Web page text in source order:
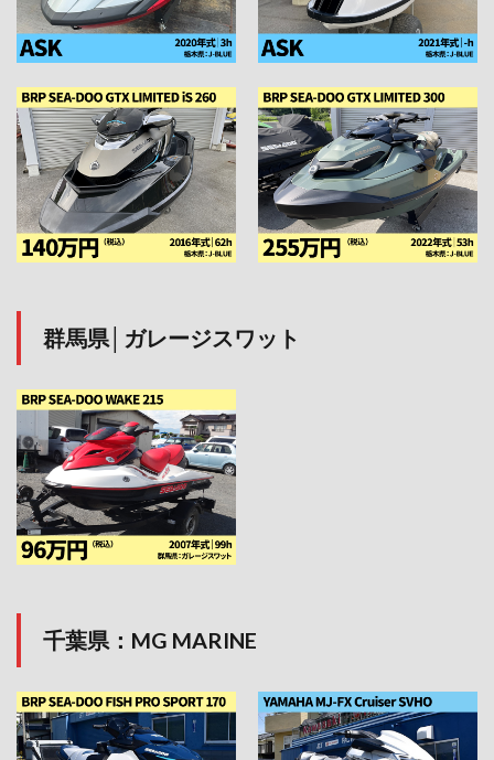
群馬県│ガレージスワット
千葉県：MG MARINE